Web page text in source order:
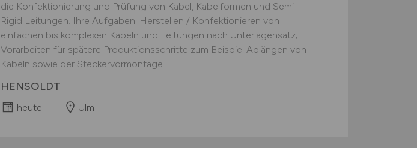
die Konfektionierung und Prüfung von Kabel, Kabelformen und Semi-
Rigid Leitungen. Ihre Aufgaben: Herstellen / Konfektionieren von
einfachen bis komplexen Kabeln und Leitungen nach Unterlagensatz;
Vorarbeiten für spätere Produktionsschritte zum Beispiel Ablängen von
Kabeln sowie der Steckervormontage...
HENSOLDT
heute Ulm